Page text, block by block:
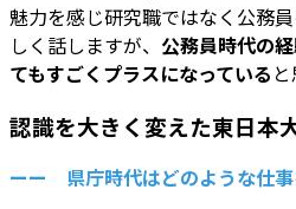
魅力を感じ研究職ではなく公務
しく話しますが、 公務員時代の
てもすごくプラスになっている
認識を大きく変えた東日本
ーー 県庁時代はどのような仕事